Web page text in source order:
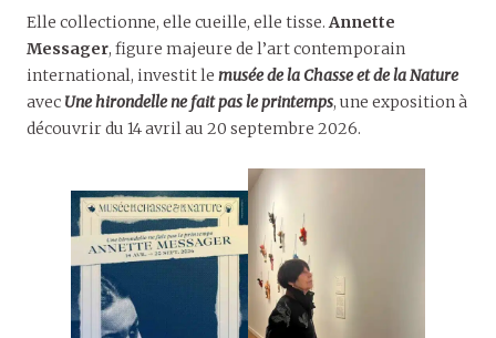
Elle collectionne, elle cueille, elle tisse.Annette
Messager, figure majeure de l’art contemporain
international, investit le musée de la Chasse et de la Nature
avec Une hirondelle ne fait pas le printemps, une exposition à
découvrir du 14 avril au 20 septembre 2026.